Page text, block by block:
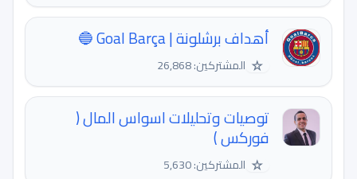
أهداف برشلونة | Goal Barça 🔵
☆ المشتركين: 26,868
توصيات وتحليلات اسواس المال (
فوركس )
☆ المشتركين: 5,630